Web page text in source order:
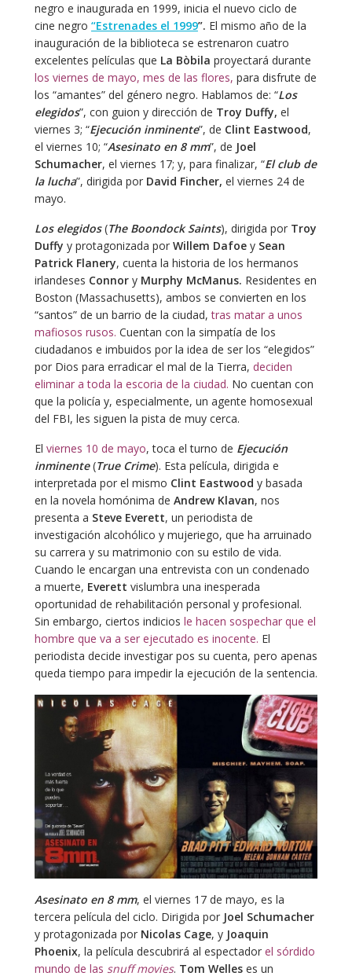
negro e inaugurada en 1999, inicia el nuevo ciclo de
cine negro “Estrenades el 1999”. El mismo año de la
inauguración de la biblioteca se estrenaron cuatro
excelentes películas que La Bòbila proyectará durante
los viernes de mayo, mes de las flores, para disfrute de
los “amantes” del género negro. Hablamos de: “Los
elegidos”, con guion y dirección de Troy Duffy, el
viernes 3; “Ejecución inminente”, de Clint Eastwood,
el viernes 10; “Asesinato en 8 mm”, de Joel
Schumacher, el viernes 17; y, para finalizar, “El club de
la lucha”, dirigida por David Fincher, el viernes 24 de
mayo.
Los elegidos(The Boondock Saints), dirigida por Troy
Duffy y protagonizada por Willem Dafoey Sean
Patrick Flanery, cuenta la historia de los hermanos
irlandeses Connor y Murphy McManus. Residentes en
Boston (Massachusetts), ambos se convierten en los
“santos” de un barrio de la ciudad, tras matar a unos
mafiosos rusos. Cuentan con la simpatía de los
ciudadanos e imbuidos por la idea de ser los “elegidos”
por Dios para erradicar el mal de la Tierra, deciden
eliminar a toda la escoria de la ciudad. No cuentan con
que la policía y, especialmente, un agente homosexual
del FBI, les siguen la pista de muy cerca.
El viernes 10 de mayo, toca el turno de Ejecución
inminente(True Crime). Esta película, dirigida e
interpretada por el mismo Clint Eastwood y basada
en la novela homónima de Andrew Klavan, nos
presenta a Steve Everett, un periodista de
investigación alcohólico y mujeriego, que ha arruinado
su carrera y su matrimonio con su estilo de vida.
Cuando le encargan una entrevista con un condenado
a muerte, Everett vislumbra una inesperada
oportunidad de rehabilitación personal y profesional.
Sin embargo, ciertos indicios le hacen sospechar que el
hombre que va a ser ejecutado es inocente. El
periodista decide investigar pos su cuenta, pero apenas
queda tiempo para impedir la ejecución de la sentencia.
Asesinato en 8 mm, el viernes 17 de mayo, es la
tercera película del ciclo. Dirigida por Joel Schumacher
y protagonizada por Nicolas Cage, y Joaquin
Phoenix, la película descubrirá al espectador el sórdido
mundo de las snuff movies. Tom Welleses un